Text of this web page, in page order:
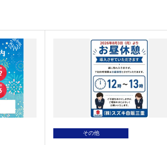
その他